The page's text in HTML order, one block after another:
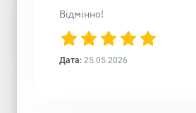
Відмінно!
Дата: 25.05.2026